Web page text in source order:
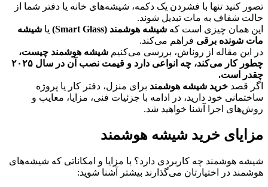
تصور کنید تنها با فشردن یک دکمه، شیشه‌های خانه یا دفتر شما از
حالت شفاف به مات تبدیل شوند.
این همان چیزی است که شیشه هوشمند (Smart Glass) یا شیشه
مات شونده برقی فراهم می‌کند.
در این مقاله از روناش، بررسی می‌کنیم شیشه هوشمند چیست،
چطور کار می‌کند، چه انواعی دارد و قیمت نصب آن در سال ۲۰۲۵
چقدر است.
اگر قصد خرید شیشه هوشمند برای منزل، دفتر کار یا پروژه
ساختمانی خود دارید، در ادامه با جزئیات فنی، مزایا، معایب و
روش‌های اجرا آشنا خواهید شد.
مزایای خرید شیشه هوشمند
شیشه هوشمند چه کاربردی دارد؟ با مزایا و امکاناتی که شیشه‌های
هوشمند در اختیارتان می‌گذارند بیشتر آشنا شوید: